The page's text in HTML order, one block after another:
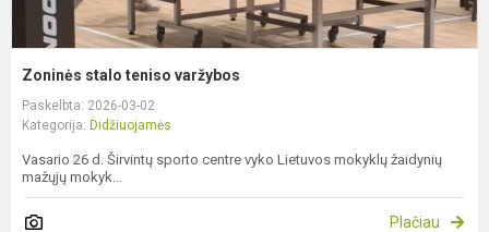
Zoninės stalo teniso varžybos
Paskelbta: 2026-03-02
Kategorija: Didžiuojamės
Vasario 26 d. Širvintų sporto centre vyko Lietuvos mokyklų žaidynių
mažųjų mokyk...
Plačiau